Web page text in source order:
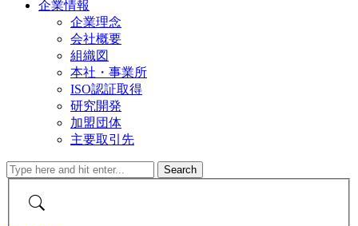
企業情報
企業理念
会社概要
組織図
本社・事業所
ISO認証取得
研究開発
加盟団体
主要取引先